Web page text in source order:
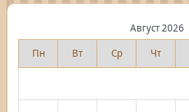
Август 2026
Пн
Вт Ср Чт